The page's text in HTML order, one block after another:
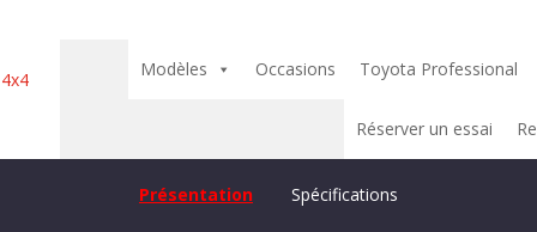
Modèles Occasions Toyota Professional
Réserver un essai
Présentation Spécifications